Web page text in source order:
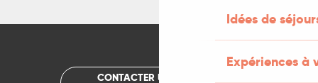
Idées de
Expériences à
CONTACTER UN OFFICE DE